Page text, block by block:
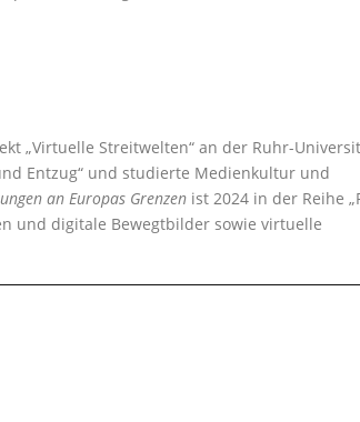
„Virtuelle Streitwelten“ an der Ruhr-
Entzug“ und studierte Medienkultur und
an Europas Grenzen ist 2024 in der Reihe
und digitale Bewegtbilder sowie virtuelle